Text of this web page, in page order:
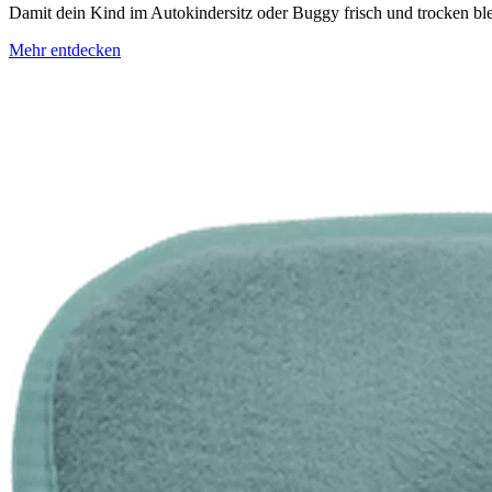
Damit dein Kind im Autokindersitz oder Buggy frisch und trocken
Mehr entdecken